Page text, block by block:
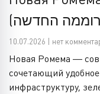
10.07.2026 | нет
Новая Ромема —
сочетающий
инфраструктуру,